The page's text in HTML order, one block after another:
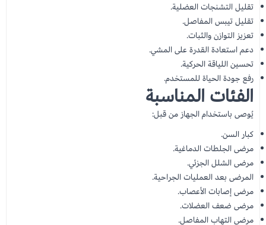
تقليل التشنجات العضلية.
تقليل تيبس المفاصل.
تعزيز التوازن والثبات.
دعم استعادة القدرة على المشي.
تحسين اللياقة الحركية.
رفع جودة الحياة للمستخدم.
الفئات المناسبة
يُوصى باستخدام الجهاز من قبل:
كبار السن.
مرضى الجلطات الدماغية.
مرضى الشلل الجزئي.
المرضى بعد العمليات الجراحية.
مرضى إصابات الأعصاب.
مرضى ضعف العضلات.
مرضى التهاب المفاصل.